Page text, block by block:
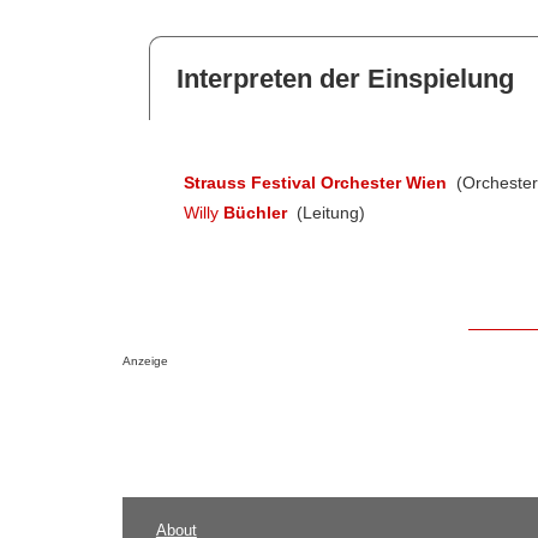
Interpreten der Einspielung
Strauss Festival Orchester Wien
Willy Büchler (Leitung)
Anzeige
About